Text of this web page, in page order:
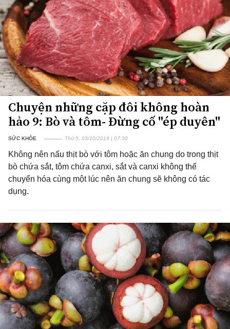
Chuyện những cặp đôi không hoàn
hảo 9: Bò và tôm- Đừng cố "ép duyên"
SỨC KHỎE Thứ 5, 03/10/2019 | 07:30
Không nên nấu thịt bò với tôm hoặc ăn chung do trong thịt
bò chứa sắt, tôm chứa canxi, sắt và canxi không thể
chuyển hóa cùng một lúc nên ăn chung sẽ không có tác
dụng.